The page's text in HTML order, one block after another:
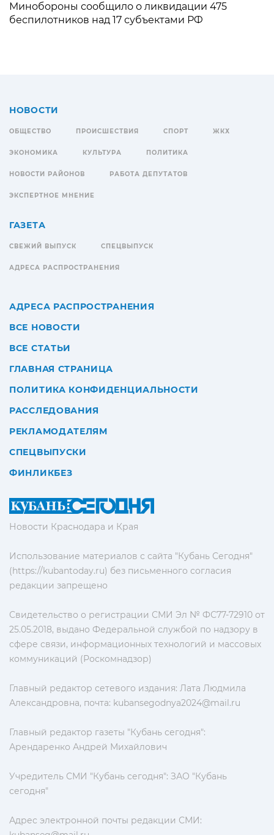
Минобороны сообщило о ликвидации 475
беспилотников над 17 субъектами РФ
Новости Краснодара и Края
Использование материалов с сайта "Кубань Сегодня"
(https://kubantoday.ru) без письменного согласия
редакции запрещено
Свидетельство о регистрации СМИ Эл № ФС77-72910 от
25.05.2018, выдано Федеральной службой по надзору в
сфере связи, информационных технологий и массовых
коммуникаций (Роскомнадзор)
Главный редактор сетевого издания: Лата Людмила
Александровна, почта: kubansegodnya2024@mail.ru
Главный редактор газеты "Кубань сегодня":
Арендаренко Андрей Михайлович
Учредитель СМИ "Кубань сегодня": ЗАО "Кубань
сегодня"
Адрес электронной почты редакции СМИ:
НОВОСТИ
ОБЩЕСТВО ПРОИСШЕСТВИЯ СПОРТ ЖКХ
ЭКОНОМИКА КУЛЬТУРА ПОЛИТИКА
НОВОСТИ РАЙОНОВ РАБОТА ДЕПУТАТОВ
ЭКСПЕРТНОЕ МНЕНИЕ
ГАЗЕТА
СВЕЖИЙ ВЫПУСК СПЕЦВЫПУСК
АДРЕСА РАСПРОСТРАНЕНИЯ
АДРЕСА РАСПРОСТРАНЕНИЯ
ВСЕ НОВОСТИ
ВСЕ СТАТЬИ
ГЛАВНАЯ СТРАНИЦА
ПОЛИТИКА КОНФИДЕНЦИАЛЬНОСТИ
РАССЛЕДОВАНИЯ
РЕКЛАМОДАТЕЛЯМ
СПЕЦВЫПУСКИ
ФИНЛИКБЕЗ